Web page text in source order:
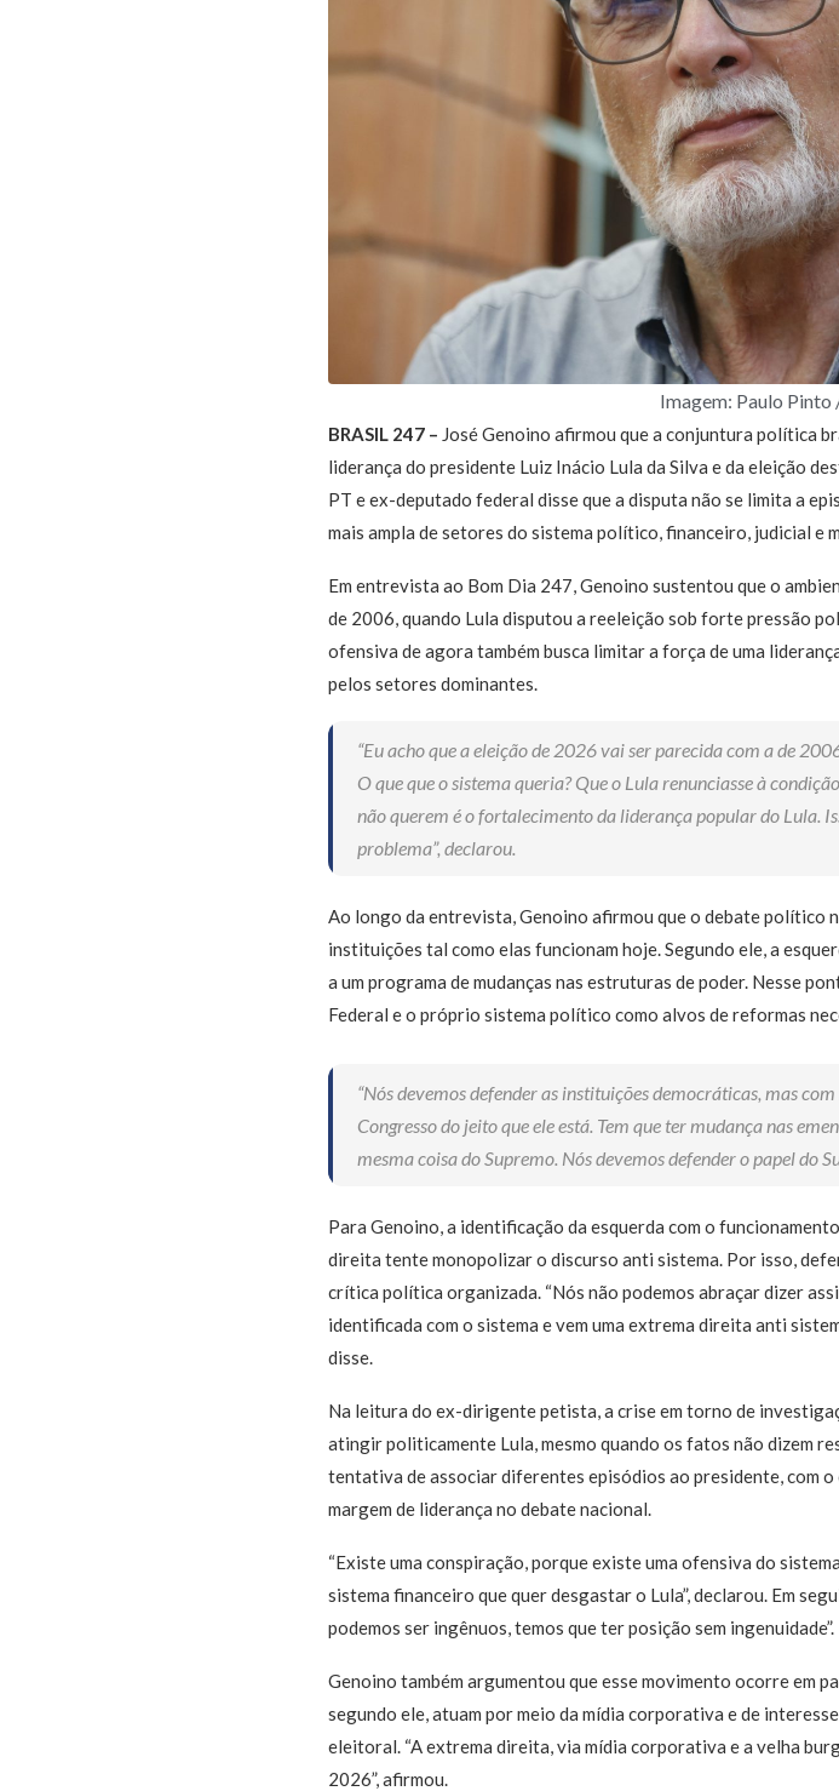
Imagem: Paulo
BRASIL 247 – José Genoino afirmou que a conjuntura política
liderança do presidente Luiz Inácio Lula da Silva e da eleição
PT e ex-deputado federal disse que a disputa não se limita a
mais ampla de setores do sistema político, financeiro, judicial e
Em entrevista ao Bom Dia 247, Genoino sustentou que o
de 2006, quando Lula disputou a reeleição sob forte pressão
ofensiva de agora também busca limitar a força de uma
pelos setores dominantes.
“Eu acho que a eleição de 2026 vai ser parecida com a de
O que que o sistema queria? Que o Lula renunciasse à
não querem é o fortalecimento da liderança popular do Lula.
problema”, declarou.
Ao longo da entrevista, Genoino afirmou que o debate político
instituições tal como elas funcionam hoje. Segundo ele, a
a um programa de mudanças nas estruturas de poder. Nesse
Federal e o próprio sistema político como alvos de reformas
“Nós devemos defender as instituições democráticas, mas
Congresso do jeito que ele está. Tem que ter mudança nas
mesma coisa do Supremo. Nós devemos defender o papel do
Para Genoino, a identificação da esquerda com o
direita tente monopolizar o discurso anti sistema. Por isso,
crítica política organizada. “Nós não podemos abraçar dizer
identificada com o sistema e vem uma extrema direita anti
disse.
Na leitura do ex-dirigente petista, a crise em torno de
atingir politicamente Lula, mesmo quando os fatos não dizem
tentativa de associar diferentes episódios ao presidente, com
margem de liderança no debate nacional.
“Existe uma conspiração, porque existe uma ofensiva do
sistema financeiro que quer desgastar o Lula”, declarou. Em
podemos ser ingênuos, temos que ter posição sem ingenuidade”.
Genoino também argumentou que esse movimento ocorre em
segundo ele, atuam por meio da mídia corporativa e de
eleitoral. “A extrema direita, via mídia corporativa e a velha
2026”, afirmou.